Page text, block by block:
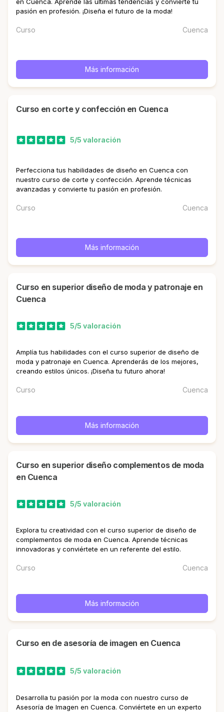
pasión en profesión. ¡Diseña el futuro de la moda!
Curso Cuenca
Más información
curso en corte y confección en Cuenca
5/5 valoración
Perfecciona tus habilidades de diseño en Cuenca con
nuestro curso de corte y confección. Aprende técnicas
avanzadas y convierte tu pasión en profesión.
Curso Cuenca
Más información
curso en superior diseño de moda y patronaje en
Cuenca
5/5 valoración
Amplía tus habilidades con el curso superior de diseño de
moda y patronaje en Cuenca. Aprenderás de los mejores,
creando estilos únicos. ¡Diseña tu futuro ahora!
Curso Cuenca
Más información
curso en superior diseño complementos de moda
en Cuenca
5/5 valoración
Explora tu creatividad con el curso superior de diseño de
complementos de moda en Cuenca. Aprende técnicas
innovadoras y conviértete en un referente del estilo.
Curso Cuenca
Más información
curso en de asesoría de imagen en Cuenca
5/5 valoración
Desarrolla tu pasión por la moda con nuestro curso de
Asesoría de Imagen en Cuenca. Conviértete en un experto